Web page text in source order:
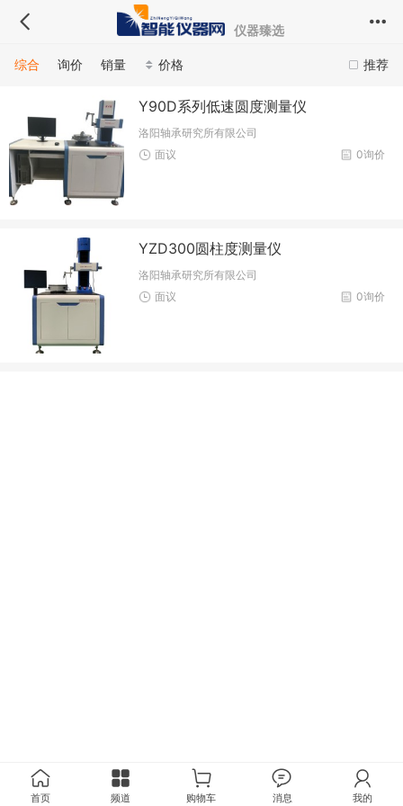
仪器臻选
推荐
综合 询价 销量 价格
Y90D系列低速圆度测量仪
洛阳轴承研究所有限公司
0询价
面议
YZD300圆柱度测量仪
洛阳轴承研究所有限公司
0询价
面议
首页 频道 购物车 消息 我的